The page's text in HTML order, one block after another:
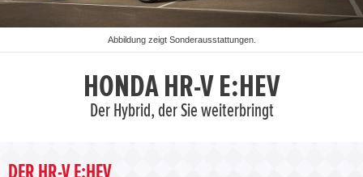
Abbildung zeigt Sonderausstattungen.
HONDA HR-V E:HEV
Der Hybrid, der Sie weiterbringt
DER HR-V E:HEV